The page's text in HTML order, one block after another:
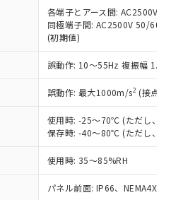
各端子とアース間: AC2500V
同極端子間: AC2500V 50/
(初期値)
誤動作: 10～55Hz 複振幅
誤動作: 最大1000m/s2 (接点
使用時: -25～70℃ (ただし、氷
保存時: -40～80℃ (ただし、氷
使用時: 35～85%RH
パネル前面: IP66、NEMA4X,
当社制御機器事業取扱
状況および標準価格
せていただくもので
業取扱商品の中には、
象外となる商品もある
ださい。
標準価格照会結果は、
新日時点での社内デー
されるものであり、閲
の実際の在庫および標
る場合があることをご
RoHS指令（10物質）の
査中または確認中の
ス料など無形物で、有
ない商品です。
り、非含有部品として
と判明した場合などや
があります。
銀(Hg) 1000ppm以下、 カド
以下、ポリ臭化ビフェニル
料含有率が中国RoHSの
とを示します。
料含有率が中国RoHSの
ことを示します。
当社販売部門へお問
(GB/T26572)：
銀) : 1000ppm、 Cd(カドミウ
貴社製品のうち、外国
貿易法に定める商品
物等」という）を輸出
提供する場合は、日本
可(または役務取引許
などの必要な手続きを